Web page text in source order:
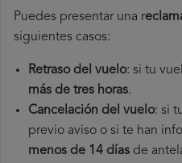
Puedes presentar una r
siguientes casos:
Retraso del vuelo: si tu
más de tres horas.
Cancelación del vuelo: si
previo aviso o si te han
menos de 14 días de